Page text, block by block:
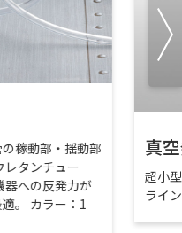
稼動部・揺動部
レタンチュー
器への反発力が
。 カラー：1
真
超小
ライ